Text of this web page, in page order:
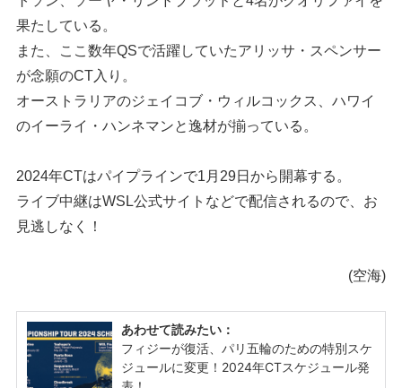
果たしている。
また、ここ数年QSで活躍していたアリッサ・スペンサー
が念願のCT入り。
オーストラリアのジェイコブ・ウィルコックス、ハワイ
のイーライ・ハンネマンと逸材が揃っている。
2024年CTはパイプラインで1月29日から開幕する。
ライブ中継はWSL公式サイトなどで配信されるので、お
見逃しなく！
(空海)